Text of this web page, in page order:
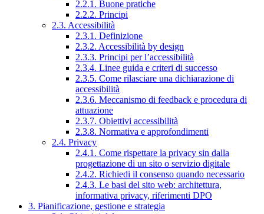
2.2.1. Buone pratiche
2.2.2. Principi
2.3. Accessibilità
2.3.1. Definizione
2.3.2. Accessibilità by design
2.3.3. Principi per l’accessibilità
2.3.4. Linee guida e criteri di successo
2.3.5. Come rilasciare una dichiarazione di
accessibilità
2.3.6. Meccanismo di feedback e procedura di
attuazione
2.3.7. Obiettivi accessibilità
2.3.8. Normativa e approfondimenti
2.4. Privacy
2.4.1. Come rispettare la privacy sin dalla
progettazione di un sito o servizio digitale
2.4.2. Richiedi il consenso quando necessario
2.4.3. Le basi del sito web: architettura,
informativa privacy, riferimenti DPO
3. Pianificazione, gestione e strategia